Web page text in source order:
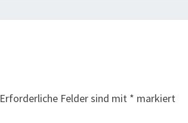
Erforderliche Felder sind mit * markiert